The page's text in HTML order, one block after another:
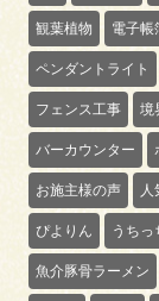
観葉植物 電子帳
ペンダントライト
フェンス工事 境
バーカウンター
お施主様の声 人
ぴよりん うちっ
魚介豚骨ラーメン